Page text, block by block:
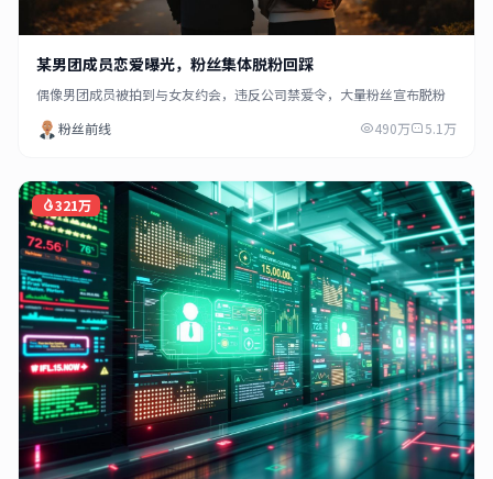
某男团成员恋爱曝光，粉丝集体脱粉回踩
偶像男团成员被拍到与女友约会，违反公司禁爱令，大量粉丝宣布脱粉
粉丝前线
490万 5.1万
321万